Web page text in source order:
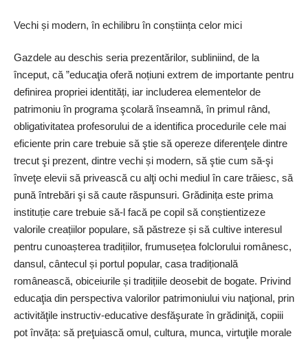
Vechi și modern, în echilibru în conștiința celor mici
Gazdele au deschis seria prezentărilor, subliniind, de la
început, că ”educaţia oferă noțiuni extrem de importante pentru
definirea propriei identități, iar includerea elementelor de
patrimoniu în programa şcolară înseamnă, în primul rând,
obligativitatea profesorului de a identifica procedurile cele mai
eficiente prin care trebuie să ştie să opereze diferenţele dintre
trecut şi prezent, dintre vechi și modern, să ştie cum să-şi
înveţe elevii să privească cu alţi ochi mediul în care trăiesc, să
pună întrebări şi să caute răspunsuri. Grădinița este prima
instituție care trebuie să-l facă pe copil să conștientizeze
valorile creațiilor populare, să păstreze și să cultive interesul
pentru cunoașterea tradițiilor, frumusețea folclorului românesc,
dansul, cântecul și portul popular, casa tradițională
românească, obiceiurile și tradițiile deosebit de bogate. Privind
educaţia din perspectiva valorilor patrimoniului viu naţional, prin
activităţile instructiv-educative desfăşurate în grădiniţă, copiii
pot învăța: să preţuiască omul, cultura, munca, virtuţile morale